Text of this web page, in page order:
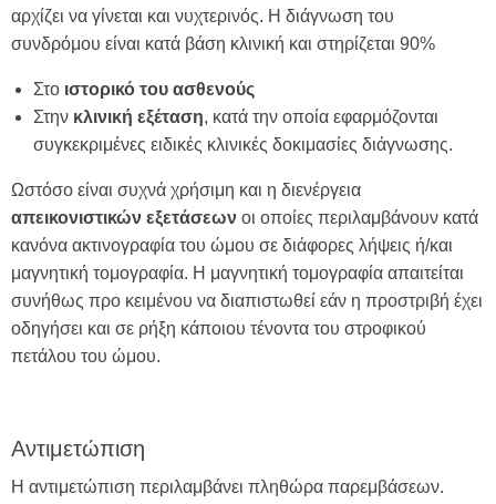
αρχίζει να γίνεται και νυχτερινός. Η διάγνωση του
συνδρόμου είναι κατά βάση κλινική και στηρίζεται 90%
Στο ιστορικό του ασθενούς
Στην κλινική εξέταση, κατά την οποία εφαρμόζονται
συγκεκριμένες ειδικές κλινικές δοκιμασίες διάγνωσης.
Ωστόσο είναι συχνά χρήσιμη και η διενέργεια
απεικονιστικών εξετάσεων οι οποίες περιλαμβάνουν κατά
κανόνα ακτινογραφία του ώμου σε διάφορες λήψεις ή/και
μαγνητική τομογραφία. Η μαγνητική τομογραφία απαιτείται
συνήθως προ κειμένου να διαπιστωθεί εάν η προστριβή έχει
οδηγήσει και σε ρήξη κάποιου τένοντα του στροφικού
πετάλου του ώμου.
Αντιμετώπιση
Η αντιμετώπιση περιλαμβάνει πληθώρα παρεμβάσεων.